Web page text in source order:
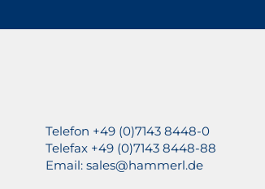
Telefon +49 (0)7143 8448-0
Telefax +49 (0)7143 8448-88
Email: sales@hammerl.de